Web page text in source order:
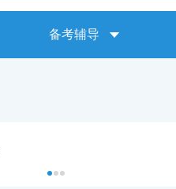
备考辅导